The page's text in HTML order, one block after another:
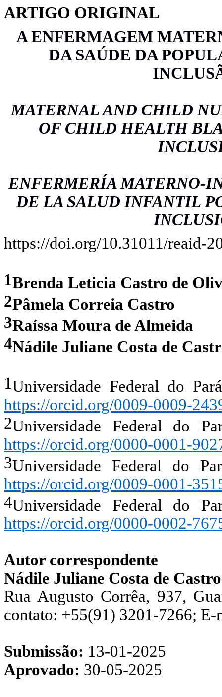
ARTIGO ORIGINAL
A ENFERMAGEM
DA SAÚDE DA
MATERNAL AND CHILD
OF CHILD HEALTH
ENFERMERÍA MATERNO-
DE LA SALUD INFANTIL
https://doi.org/10.31011/reaid-
1Brenda Leticia Castro de
2Pâmela Correia Castro
3Raíssa Moura de Almeida
4Nádile Juliane Costa de
1Universidade Federal do
https://orcid.org/0009-0009-
2Universidade Federal do
https://orcid.org/0000-0001-
3Universidade Federal do
https://orcid.org/0009-0001-
4Universidade Federal do
https://orcid.org/0000-0002-
Autor correspondente
Nádile Juliane Costa de Castro
Rua Augusto Corrêa, 937,
contato: +55(91) 3201-7266;
Submissão: 13-01-2025
Aprovado: 30-05-2025